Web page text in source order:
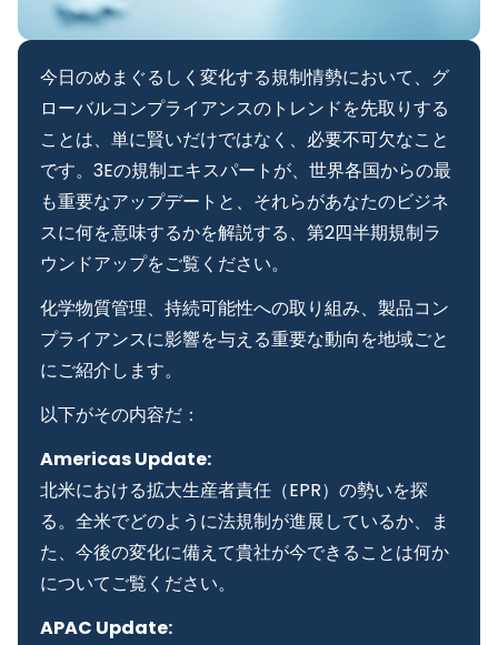
今日のめまぐるしく変化する規制情勢において、グ
ローバルコンプライアンスのトレンドを先取りする
ことは、単に賢いだけではなく、必要不可欠なこと
です。3Eの規制エキスパートが、世界各国からの最
も重要なアップデートと、それらがあなたのビジネ
スに何を意味するかを解説する、第2四半期規制ラ
ウンドアップをご覧ください。
化学物質管理、持続可能性への取り組み、製品コン
プライアンスに影響を与える重要な動向を地域ごと
にご紹介します。
以下がその内容だ：
Americas Update:
北米における拡大生産者責任（EPR）の勢いを探
る。全米でどのように法規制が進展しているか、ま
た、今後の変化に備えて貴社が今できることは何か
についてご覧ください。
APAC Update: